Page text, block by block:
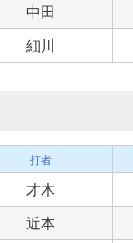
中田
細川
打者
才木
近本